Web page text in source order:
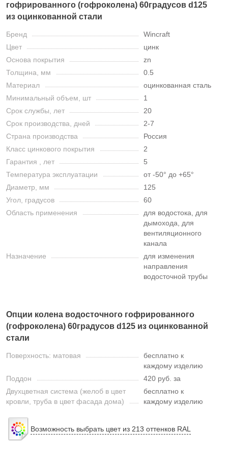
гофрированного (гофроколена) 60градусов d125
из оцинкованной стали
Бренд
Wincraft
Цвет
цинк
Основа покрытия
zn
Толщина, мм
0.5
Материал
оцинкованная сталь
Минимальный объем, шт
1
Срок службы, лет
20
Срок производства, дней
2-7
Страна производства
Россия
Класс цинкового покрытия
2
Гарантия , лет
5
Температура эксплуатации
от -50° до +65°
Диаметр, мм
125
Угол, градусов
60
Область применения
для водостока, для
дымохода, для
вентиляционного
канала
Назначение
для изменения
направления
водосточной трубы
Опции колена водосточного гофрированного
(гофроколена) 60градусов d125 из оцинкованной
стали
Поверхность: матовая
бесплатно к
каждому изделию
Поддон
420 руб. за
Двухцветная система (желоб в цвет
кровли, труба в цвет фасада дома)
бесплатно к
каждому изделию
Возможность выбрать цвет из 213 оттенков RAL